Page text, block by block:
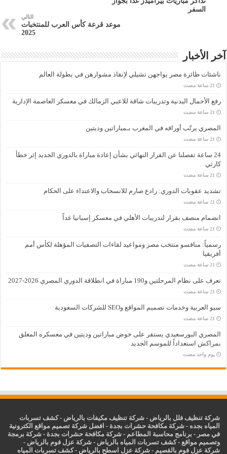
السفر
التالي
موعد قرعة كأس العرب للمنتخبات
2025
آخر الأخبار
ناشئات طائرة مصر يواجهن تشيلي لإنقاذ مشوارهن في بطولة العالم
رفع الأحمال البدنية وتدريبات شاقة للاعبي الزمالك في معسكر العاصمة الإدارية
المصري يرتّب أوراقه في المغرب بـمباراتين وديتين
24 ساعة تفصلنا عن القرار النهائي بشأن إعادة مباراة بالدوري الجديد إثر خطأ
كارثي
تشديد عقوبات الدوري: رادع صارم للانسحاب والاعتداء على الحكام
انضمام منصف بقرار لتدريبات الأهلي في معسكر إسبانيا غداً
رسمياً: منافسو منتخب مصر ومواعيد لقاءات التصفيات المؤهلة لكأس أمم
أفريقيا
تعرف على نظام المرحلتين و190 مباراة في انطلاقة الدوري المصري 2026-2027
سيو العربية وخدمات تصميم المواقع وSEO للشركات السعودية
المصري البورسعيدي يستقر على خوض مباراتين وديتين في معسكره المغلق
بمراكش استعداداً للموسم الجديد
‏يوم واحد مضت
شركة تنظيف فلل بالرياض -شركة تنظيف مكيفات بالرياض -كشف تسربات
المياه بجده -شركة مكافحة حشرات بجدة - افضل شركة تصميم مواقع الكترونية
في مصر - برنامج محاسبة المطاعم -شركة مكافحة حشرات بجدة -شركة برمجة
وتصميم مواقع -كشف تسربات المياه بالرياض -شركة عزل فوم بالرياض -
شركة عزل فوم بالقصيم -شركة عزل اسطح بالرياض -كشف تسربات المياه